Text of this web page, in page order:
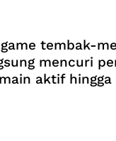
tembak-
mencuri
aktif hingga